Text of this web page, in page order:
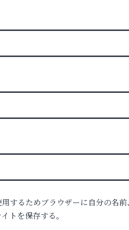
するためブラウザーに自分の名前
トを保存する。